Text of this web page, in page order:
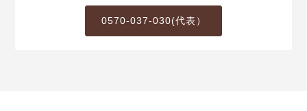
0570-037-030(代表）